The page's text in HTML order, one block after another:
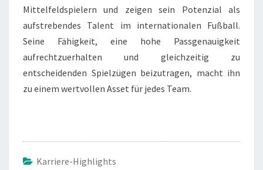
Mittelfeldspielern und zeigen sein Potenzial als
aufstrebendes Talent im internationalen Fußball.
Seine Fähigkeit, eine hohe Passgenauigkeit
aufrechtzuerhalten und gleichzeitig zu
entscheidenden Spielzügen beizutragen, macht ihn
zu einem wertvollen Asset für jedes Team.
Karriere-Highlights